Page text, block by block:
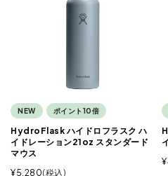
NEW ポイント10倍
HydroFlask ハイドロフラスク ハ
イドレーション21oz スタンダード
マウス
¥5,280 税込
¥